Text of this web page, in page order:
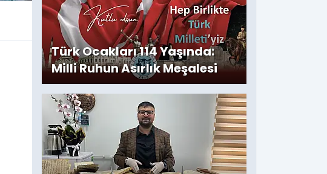
Türk Ocakları 114 Yaşında:
Milli Ruhun Asırlık Meşalesi